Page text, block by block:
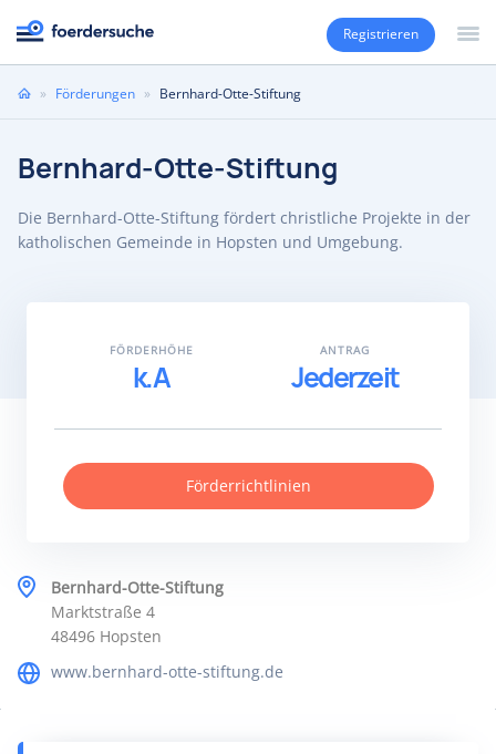
Registrieren
Sie» Förderungen » Bernhard-Otte-Stiftung
Bernhard-Otte-Stiftung
Die Bernhard-Otte-Stiftung fördert christliche Projekte in der
katholischen Gemeinde in Hopsten und Umgebung.
Bernhard-Otte-Stiftung
Marktstraße 4
48496 Hopsten
www.bernhard-otte-stiftung.de
FÖRDERHÖHE
k.A
ANTRAG
Jederzeit
Förderrichtlinien